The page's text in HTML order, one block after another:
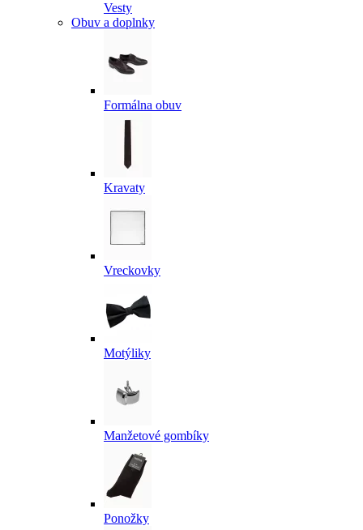
Vesty
Obuv a doplnky
Formálna obuv
Kravaty
Vreckovky
Motýliky
Manžetové gombíky
Ponožky